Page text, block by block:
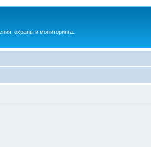
охраны и мониторинга.